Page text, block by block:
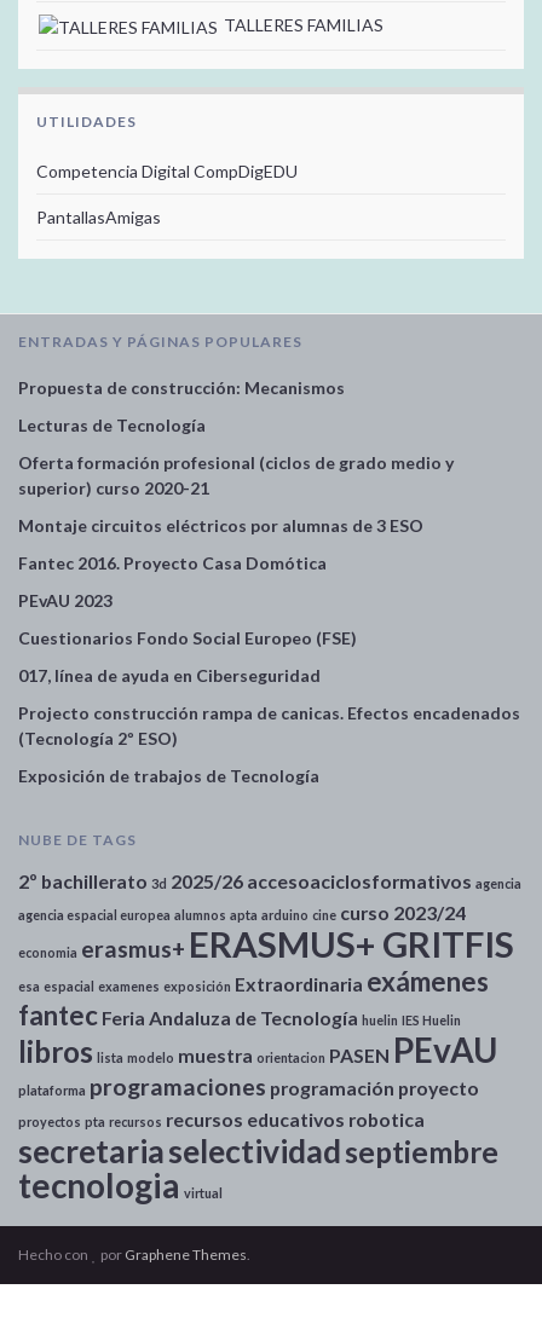
TALLERES FAMILIAS
UTILIDADES
Competencia Digital CompDigEDU
PantallasAmigas
ENTRADAS Y PÁGINAS POPULARES
Propuesta de construcción: Mecanismos
Lecturas de Tecnología
Oferta formación profesional (ciclos de grado medio y
superior) curso 2020-21
Montaje circuitos eléctricos por alumnas de 3 ESO
Fantec 2016. Proyecto Casa Domótica
PEvAU 2023
Cuestionarios Fondo Social Europeo (FSE)
017, línea de ayuda en Ciberseguridad
Projecto construcción rampa de canicas. Efectos encadenados
(Tecnología 2º ESO)
Exposición de trabajos de Tecnología
NUBE DE TAGS
2º bachillerato 3d 2025/26 accesoaciclosformativos agencia
agencia espacial europea alumnos apta arduino cine curso 2023/24
economia erasmus+ ERASMUS+ GRITFIS
esa espacial examenes exposición Extraordinaria exámenes
fantec Feria Andaluza de Tecnología huelin IES Huelin
libros lista modelo muestra orientacion PASEN PEvAU
plataforma programaciones programación proyecto
proyectos pta recursos recursos educativos robotica
secretariaselectividadseptiembre
tecnologia virtual
Hecho con por Graphene Themes